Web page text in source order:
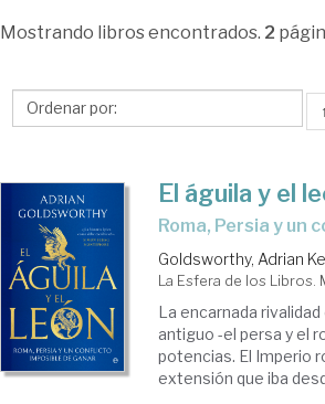
Goldsworthy,
Keith
Mostrando libros encontrados. 2
↑
El águila y el
Roma, Persia y
Goldsworthy, Adrian
La Esfera de los Libros.
La encarnada
antiguo -el persa y el
potencias. El Imperio
extensión que iba